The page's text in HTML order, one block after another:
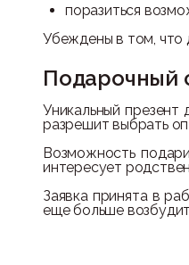
поразиться
Убеждены в том, что
Подарочный
Уникальный презент
разрешит выбрать
Возможность
интересует
Заявка принята в
еще больше